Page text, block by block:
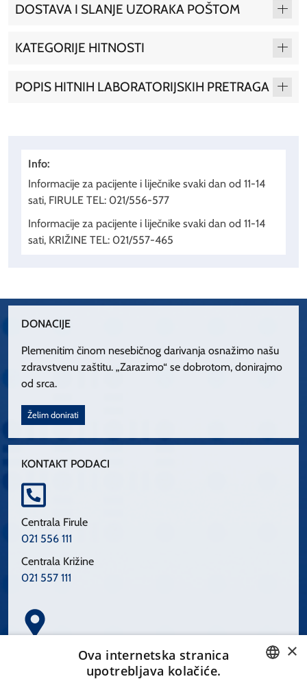
DOSTAVA I SLANJE UZORAKA POŠTOM
KATEGORIJE HITNOSTI
POPIS HITNIH LABORATORIJSKIH PRETRAGA
Info:
Informacije za pacijente i liječnike svaki dan od 11-14
sati, FIRULE TEL: 021/556-577
Informacije za pacijente i liječnike svaki dan od 11-14
sati, KRIŽINE TEL: 021/557-465
DONACIJE
Plemenitim činom nesebičnog darivanja osnažimo našu
zdravstvenu zaštitu. „Zarazimo“ se dobrotom, donirajmo
od srca.
Želim donirati
KONTAKT PODACI
Centrala Firule
021 556 111
Centrala Križine
021 557 111
Spinčićeva 1, 21000 Split
×
Ova internetska stranica
upotrebljava kolačiće.